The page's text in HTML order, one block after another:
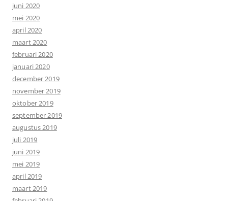
juni 2020
mei 2020
april 2020
maart 2020
februari 2020
januari 2020
december 2019
november 2019
oktober 2019
september 2019
augustus 2019
juli 2019
juni 2019
mei 2019
april 2019
maart 2019